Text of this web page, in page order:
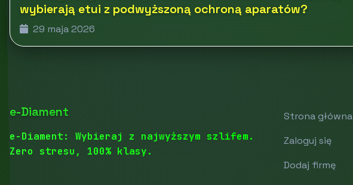
wybierają etui z podwyższoną ochroną aparatów?
29 maja 2026
e-Diament
e-Diament: Wybieraj z najwyższym szlifem.
Zero stresu, 100% klasy.
Strona główna
Zaloguj się
Dodaj firmę